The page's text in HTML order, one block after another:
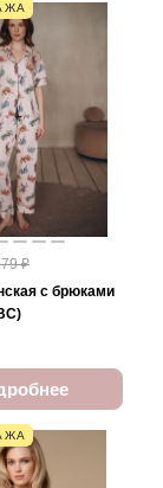
₽
с брюками